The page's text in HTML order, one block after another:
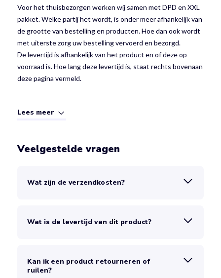
Voor het thuisbezorgen werken wij samen met DPD en XXL
pakket. Welke partij het wordt, is onder meer afhankelijk van
de grootte van bestelling en producten. Hoe dan ook wordt
met uiterste zorg uw bestelling vervoerd en bezorgd.
De levertijd is afhankelijk van het product en of deze op
voorraad is. Hoe lang deze levertijd is, staat rechts bovenaan
deze pagina vermeld.
Lees meer
Veelgestelde vragen
Wat zijn de verzendkosten?
Wat is de levertijd van dit product?
Kan ik een product retourneren of
ruilen?